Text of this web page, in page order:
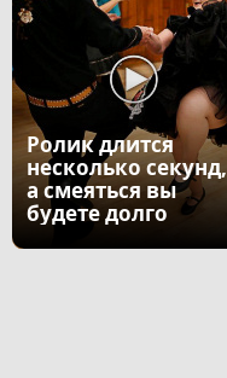
Ролик длится
несколько секунд,
а смеяться вы
будете долго